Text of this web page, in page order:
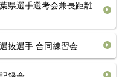
県選手選考会兼長距離
抜選手 合同練習会